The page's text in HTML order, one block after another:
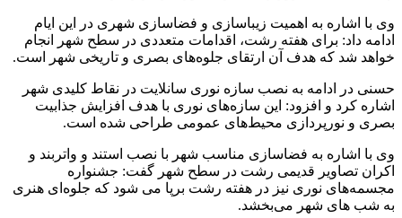
وی با اشاره به اهمیت زیباسازی و فضاسازی شهری در این ایام
ادامه داد: برای هفته رشت، اقدامات متعددی در سطح شهر انجام
خواهد شد که هدف آن ارتقای جلوه‌های بصری و تاریخی شهر است.
حسنی در ادامه به نصب سازه نوری سانلایت در نقاط کلیدی شهر
اشاره کرد و افزود: این سازه‌های نوری با هدف افزایش جذابیت
بصری و نورپردازی محیط‌های عمومی طراحی شده است.
وی با اشاره به فضاسازی مناسب شهر با نصب استند و واتربند و
اکران تصاویر قدیمی رشت در سطح شهر گفت: جشنواره
مجسمه‌های نوری نیز در هفته رشت برپا می شود که جلوه‌ای هنری
به شب‌ های شهر می‌بخشد.